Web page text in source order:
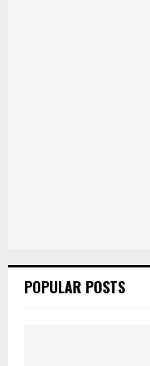
POPULAR POSTS